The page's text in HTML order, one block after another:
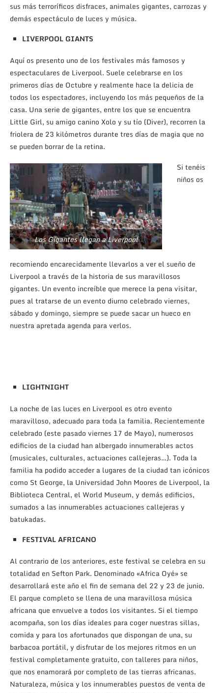
sus más terroríficos disfraces, animales gigantes, carrozas y
demás espectáculo de luces y música.
LIVERPOOL GIANTS
Aquí os presento uno de los festivales más famosos y
espectaculares de Liverpool. Suele celebrarse en los
primeros días de Octubre y realmente hace la delicia de
todos los espectadores, incluyendo los más pequeños de la
casa. Una serie de gigantes, entre los que se encuentra
Little Girl, su amigo canino Xolo y su tío (Diver), recorren la
friolera de 23 kilómetros durante tres días de magia que no
se pueden borrar de la retina.
Los Gigantes llegan a Liverpool
Si tenéis
niños os
recomiendo encarecidamente llevarlos a ver el sueño de
Liverpool a través de la historia de sus maravillosos
gigantes. Un evento increíble que merece la pena visitar,
pues al tratarse de un evento diurno celebrado viernes,
sábado y domingo, siempre se puede sacar un hueco en
nuestra apretada agenda para verlos.
LIGHTNIGHT
La noche de las luces en Liverpool es otro evento
maravilloso, adecuado para toda la familia. Recientemente
celebrado (este pasado viernes 17 de Mayo), numerosos
edificios de la ciudad han albergado innumerables actos
(musicales, culturales, actuaciones callejeras…). Toda la
familia ha podido acceder a lugares de la ciudad tan icónicos
como St George, la Universidad John Moores de Liverpool, la
Biblioteca Central, el World Museum, y demás edificios,
sumados a las innumerables actuaciones callejeras y
batukadas.
FESTIVAL AFRICANO
Al contrario de los anteriores, este festival se celebra en su
totalidad en Sefton Park. Denominado «Africa Oyé» se
desarrollará este año el fin de semana del 22 y 23 de junio.
El parque completo se llena de una maravillosa música
africana que envuelve a todos los visitantes. Si el tiempo
acompaña, son los días ideales para coger nuestras sillas,
comida y para los afortunados que dispongan de una, su
barbacoa portátil, y disfrutar de los mejores ritmos en un
festival completamente gratuito, con talleres para niños,
que nos enamorará por completo de las tierras africanas.
Naturaleza, música y los innumerables puestos de venta de